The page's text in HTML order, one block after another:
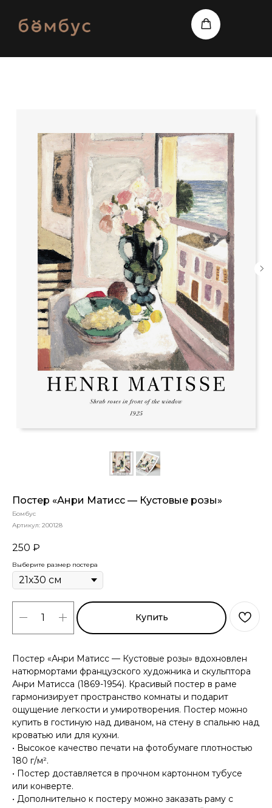
Постер «Анри Матисс — Кустовые розы»
Бомбус
Артикул: 200128
250 ₽
Выберите размер постера
Купить
Постер «Анри Матисс — Кустовые розы» вдохновлен
натюрмортами французского художника и скульптора
Анри Матисса (1869-1954). Красивый постер в раме
гармонизирует пространство комнаты и подарит
ощущение легкости и умиротворения. Постер можно
купить в гостиную над диваном, на стену в спальню над
кроватью или для кухни.
• Высокое качество печати на фотобумаге плотностью
180 г/м².
• Постер доставляется в прочном картонном тубусе
или конверте.
• Дополнительно к постеру можно заказать раму с